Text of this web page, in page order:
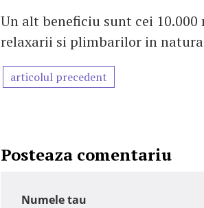
Un alt beneficiu sunt cei
relaxarii si plimbarilor in
articolul precedent
Posteaza comentariu
Numele tau